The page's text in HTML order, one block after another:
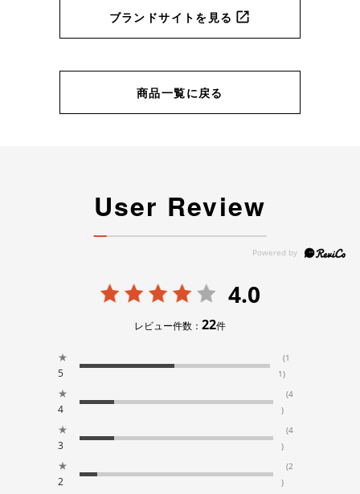
お買い物を続ける
ブランドサイトを見る
商品一覧に戻る
User Review
4.0
レビュー件数： 22件
★
5
(1
1)
★
4
(4
)
★
3
(4
)
★
2
(2
)